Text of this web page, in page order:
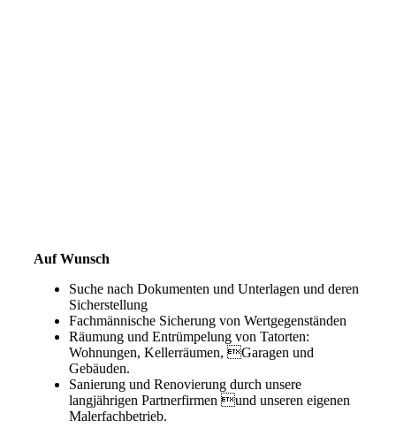
Auf Wunsch
Suche nach Dokumenten und Unterlagen und deren
Sicherstellung
Fachmännische Sicherung von Wertgegenständen
Räumung und Entrümpelung von Tatorten:
Wohnungen, Kellerräumen, Garagen und
Gebäuden.
Sanierung und Renovierung durch unsere
langjährigen Partnerfirmen und unseren eigenen
Malerfachbetrieb.